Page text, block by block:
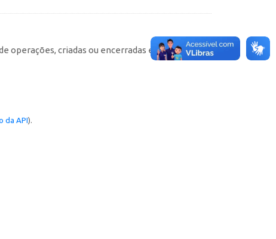
operações, criadas ou encerradas em cada
da API).